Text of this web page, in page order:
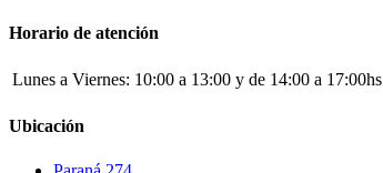
Horario de atención
Lunes a Viernes: 10:00 a 13:00 y de 14:00 a 17:00hs
Ubicación